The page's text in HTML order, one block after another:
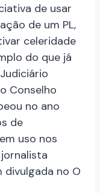
de usar
de um PL,
celeridade
do que já
Conselho
no ano
de
uso nos
no O